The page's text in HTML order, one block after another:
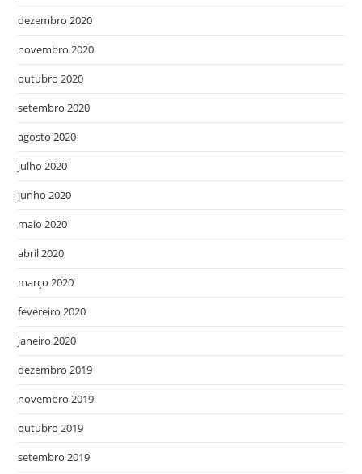
dezembro 2020
novembro 2020
outubro 2020
setembro 2020
agosto 2020
julho 2020
junho 2020
maio 2020
abril 2020
março 2020
fevereiro 2020
janeiro 2020
dezembro 2019
novembro 2019
outubro 2019
setembro 2019